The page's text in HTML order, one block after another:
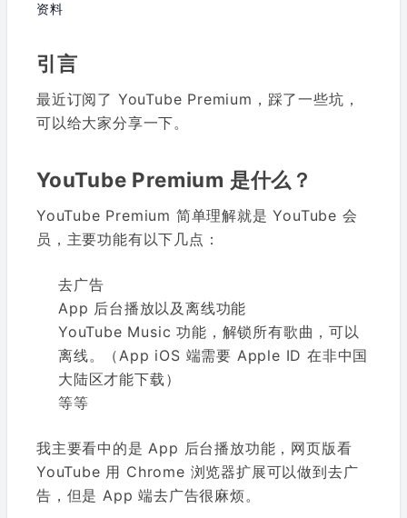
资料
引言
最近订阅了 YouTube Premium，踩了一些坑，
可以给大家分享一下。
YouTube Premium 是什么？
YouTube Premium 简单理解就是 YouTube 会
员，主要功能有以下几点：
去广告
App 后台播放以及离线功能
YouTube Music 功能，解锁所有歌曲，可以
离线。（App iOS 端需要 Apple ID 在非中国
大陆区才能下载）
等等
我主要看中的是 App 后台播放功能，网页版看
YouTube 用 Chrome 浏览器扩展可以做到去广
告，但是 App 端去广告很麻烦。